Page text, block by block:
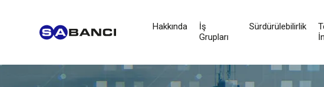
Hakkında
İş
Grupları
Sürdürülebilirlik